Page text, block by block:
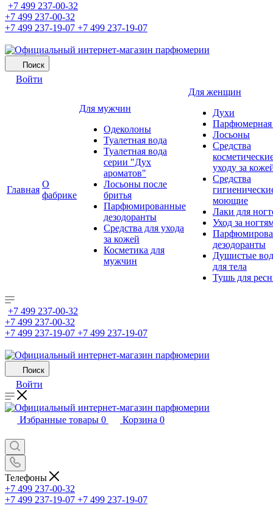
+7 499 237-00-32
+7 499 237-00-32
+7 499 237-19-07 +7 499 237-19-07
Поиск
Войти
Главная
О
фабрике
Для мужчин
Одеколоны
Туалетная вода
Туалетная вода
серии "Дух
ароматов"
Лосьоны после
бритья
Парфюмированные
дезодоранты
Средства для ухода
за кожей
Косметика для
мужчин
Для женщин
Духи
Парфюмерная
Лосьоны
Средства
уходу за
Средства
моющие
Лаки для
Уход за
дезодоранты
Душистые
для тела
Тушь для
+7 499 237-00-32
+7 499 237-00-32
+7 499 237-19-07 +7 499 237-19-07
Поиск
Войти
Избранные товары 0 Корзина 0
Телефоны
+7 499 237-00-32
+7 499 237-19-07 +7 499 237-19-07